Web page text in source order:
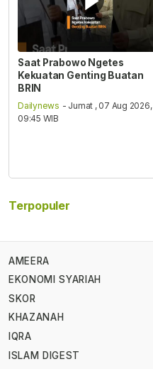
Saat Prabowo Ngetes
Kekuatan Genting Buatan
BRIN
Dailynews - Jumat , 07 Aug 2026,
09:45 WIB
Terpopuler
AMEERA
EKONOMI SYARIAH
SKOR
KHAZANAH
IQRA
ISLAM DIGEST